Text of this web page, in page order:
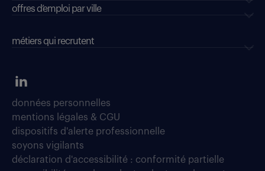
offres d’emploi par ville
métiers qui recrutent
données personnelles
mentions légales & CGU
dispositifs d'alerte professionnelle
soyons vigilants
déclaration d'accessibilité : conformité partielle